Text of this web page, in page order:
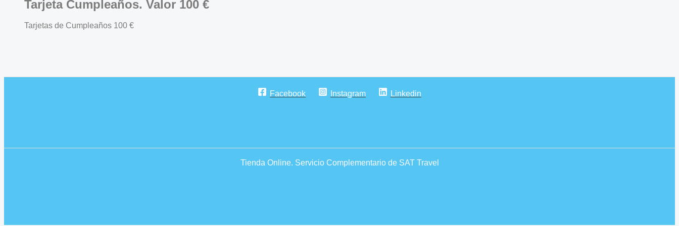
Tarjeta Cumpleaños. Valor 100 €
Tarjetas de Cumpleaños 100 €
Facebook Instagram Linkedin
Tienda Online. Servicio Complementario de SAT Travel